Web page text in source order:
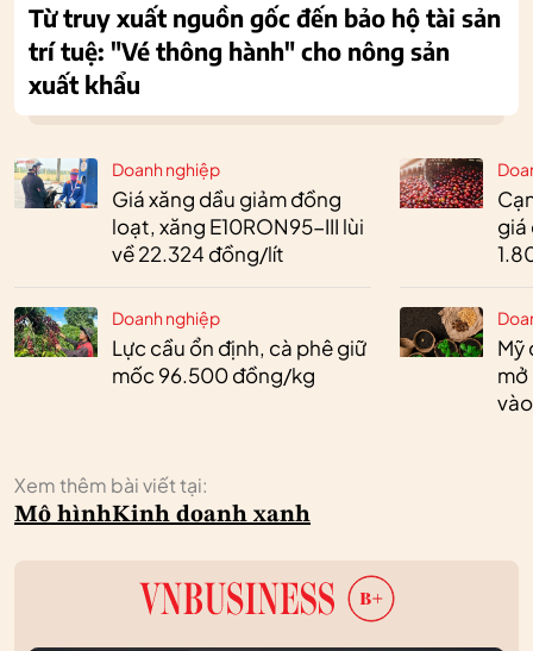
Doanh nghiệp
Giá xăng dầu giảm đồng
loạt, xăng E10RON95-III lùi
về 22.324 đồng/lít
Doanh nghiệp
Lực cầu ổn định, cà phê giữ
mốc 96.500 đồng/kg
giá
Mỹ
Xem thêm bài viết tại:
Mô hìnhKinh doanh xanh
Từ truy xuất nguồn gốc đến bảo hộ tài sản
trí tuệ: "Vé thông hành" cho nông sản
xuất khẩu